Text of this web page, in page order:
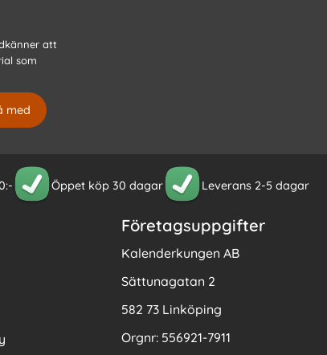
att
som
Öppet köp 30 dagar Leverans 2-5 dagar
Företagsuppgifter
Kalenderkungen AB
Sättunagatan 2
582 73 Linköping
Orgnr: 556921-7911